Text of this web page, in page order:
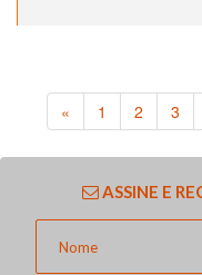
« 1 2 3
ASSINE E